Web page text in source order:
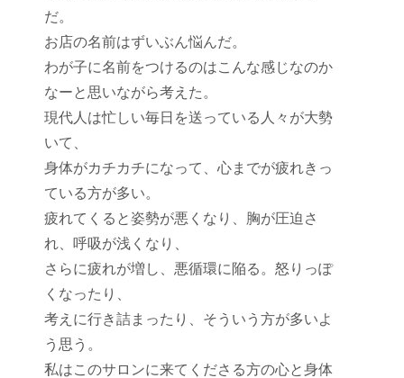
だ。
お店の名前はずいぶん悩んだ。
わが子に名前をつけるのはこんな感じなのか
なーと思いながら考えた。
現代人は忙しい毎日を送っている人々が大勢
いて、
身体がカチカチになって、心までが疲れきっ
ている方が多い。
疲れてくると姿勢が悪くなり、胸が圧迫さ
れ、呼吸が浅くなり、
さらに疲れが増し、悪循環に陥る。怒りっぽ
くなったり、
考えに行き詰まったり、そういう方が多いよ
う思う。
私はこのサロンに来てくださる方の心と身体